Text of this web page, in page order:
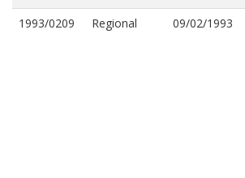
1993/0209 Regional 09/02/1993